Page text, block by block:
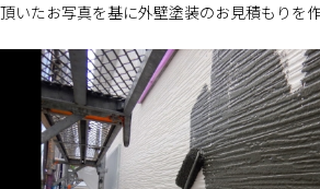
頂いたお写真を基に外壁塗装のお見積もりを作